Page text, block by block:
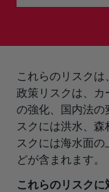
これらのリスクは
政策リスクは、カ
の強化、国内法の
スクには洪水、森
スクには海水面
どが含まれます。
これらのリスク